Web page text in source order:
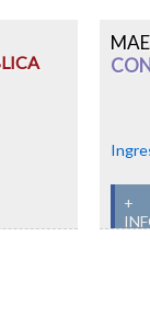
+